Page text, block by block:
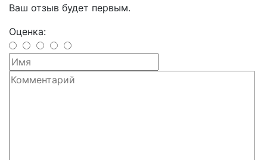
Ваш отзыв будет первым.
Оценка: